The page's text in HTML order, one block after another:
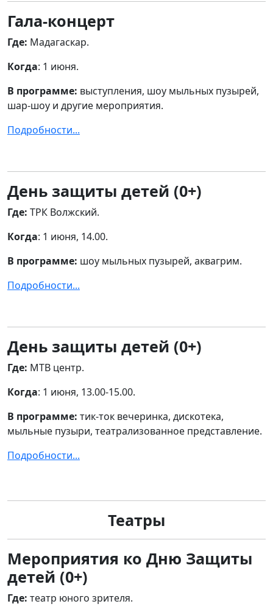
Гала-концерт
Где: Мадагаскар.
Когда: 1 июня.
В программе: выступления, шоу мыльных пузырей,
шар-шоу и другие мероприятия.
Подробности...
День защиты детей (0+)
Где: ТРК Волжский.
Когда: 1 июня, 14.00.
В программе: шоу мыльных пузырей, аквагрим.
Подробности...
День защиты детей (0+)
Где: МТВ центр.
Когда: 1 июня, 13.00-15.00.
В программе: тик-ток вечеринка, дискотека,
мыльные пузыри, театрализованное представление.
Подробности...
Театры
Мероприятия ко Дню Защиты
детей (0+)
Где: театр юного зрителя.